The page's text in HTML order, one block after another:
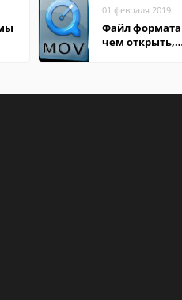
01 февраля 2019
Файл формата
чем открыть,